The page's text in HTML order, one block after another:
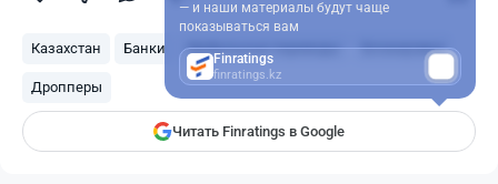
Казахстан Банки Мобильные переводы Блокировка
Дропперы
Читать Finratings в Google
— и наши материалы будут чаще
показываться вам
Finratings
finratings.kz